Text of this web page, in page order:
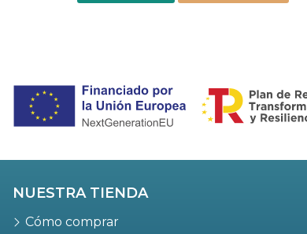
NUESTRA TIENDA
Cómo comprar